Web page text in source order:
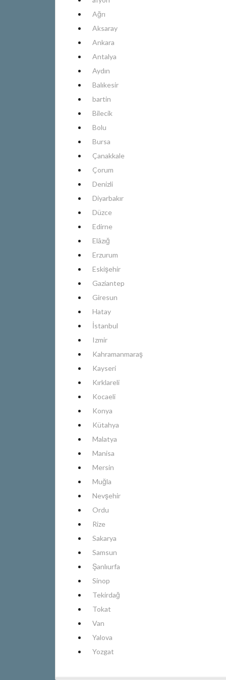
Ağrı
Aksaray
Ankara
Antalya
Aydın
Balıkesir
bartin
Bilecik
Bolu
Bursa
Çanakkale
Çorum
Denizli
Diyarbakır
Düzce
Edirne
Elâzığ
Erzurum
Eskişehir
Gaziantep
Giresun
Hatay
İstanbul
Izmir
Kahramanmaraş
Kayseri
Kırklareli
Kocaeli
Konya
Kütahya
Malatya
Manisa
Mersin
Muğla
Nevşehir
Ordu
Rize
Sakarya
Samsun
Şanlıurfa
Sinop
Tekirdağ
Tokat
Van
Yalova
Yozgat